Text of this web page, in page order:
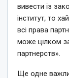
вивести із
інститут, то
всі права
може цілком
партнерств».
Ще одне